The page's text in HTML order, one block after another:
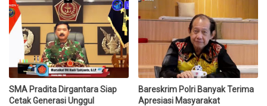
SMA Pradita Dirgantara Siap
Cetak Generasi Unggul
Bareskrim Polri Banyak Terima
Apresiasi Masyarakat